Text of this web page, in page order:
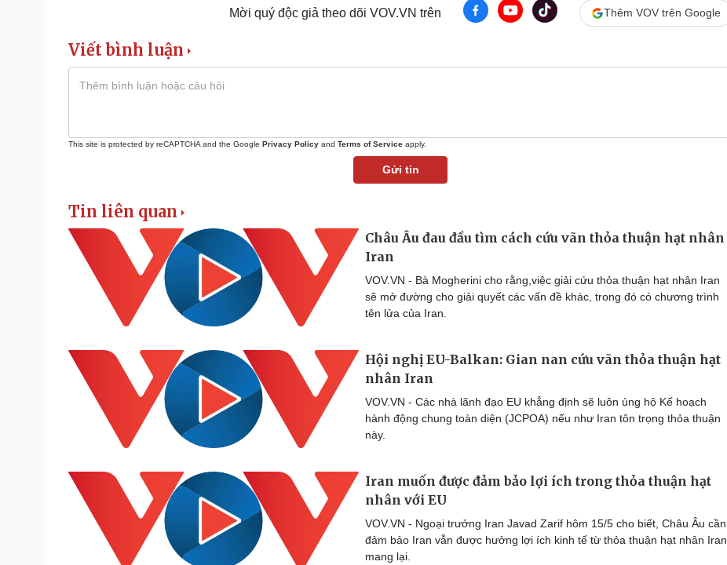
Mời quý độc giả theo dõi VOV.VN trên Thêm VOV trên Google
Viết bình luận
This site is protected by reCAPTCHA and the Google Privacy Policy and Terms of Service apply.
Gửi tin
Tin liên quan
Châu Âu đau đầu tìm cách cứu vãn thỏa thuận hạt nhân
Iran
VOV.VN - Bà Mogherini cho rằng,việc giải cứu thỏa thuận hạt nhân Iran
sẽ mở đường cho giải quyết các vấn đề khác, trong đó có chương trình
tên lửa của Iran.
Hội nghị EU-Balkan: Gian nan cứu vãn thỏa thuận hạt
nhân Iran
VOV.VN - Các nhà lãnh đạo EU khẳng định sẽ luôn ủng hộ Kế hoạch
hành động chung toàn diện (JCPOA) nếu như Iran tôn trọng thỏa thuận
này.
Iran muốn được đảm bảo lợi ích trong thỏa thuận hạt
nhân với EU
VOV.VN - Ngoại trưởng Iran Javad Zarif hôm 15/5 cho biết, Châu Âu cần
đảm bảo Iran vẫn được hưởng lợi ích kinh tế từ thỏa thuận hạt nhân Iran
mang lại.